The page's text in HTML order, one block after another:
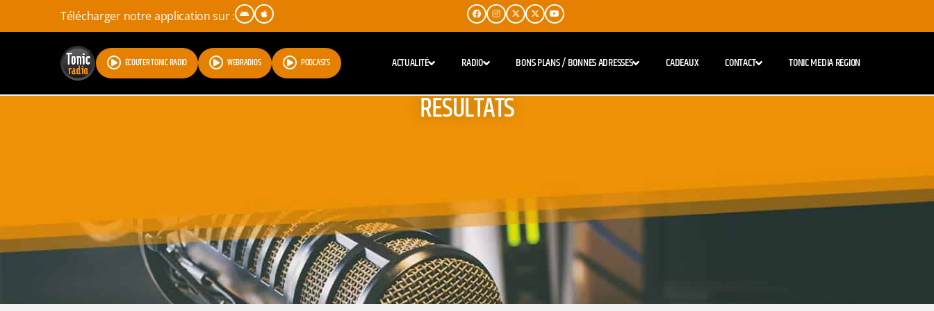
Télécharger notre application sur :
ÉCOUTER TONIC RADIO WEBRADIOS PODCASTS ACTUALITÉ RADIO BONS PLANS / BONNES ADRESSES CADEAUX CONTACT TONIC MEDIA RÉGION
RESULTATS